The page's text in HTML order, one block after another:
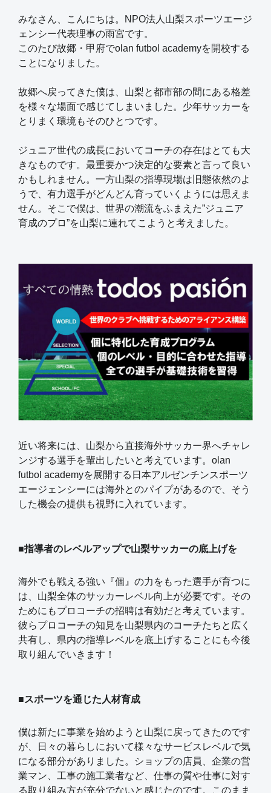
みなさん、こんにちは。NPO法人山梨スポーツエージ
ェンシー代表理事の雨宮です。
このたび故郷・甲府でolan futbol academyを開校する
ことになりました。
故郷へ戻ってきた僕は、山梨と都市部の間にある格差
を様々な場面で感じてしまいました。少年サッカーを
とりまく環境もそのひとつです。
ジュニア世代の成長においてコーチの存在はとても大
きなものです。最重要かつ決定的な要素と言って良い
かもしれません。一方山梨の指導現場は旧態依然のよ
うで、有力選手がどんどん育っていくようには思えま
せん。そこで僕は、世界の潮流をふまえた”ジュニア
育成のプロ”を山梨に連れてこようと考えました。
近い将来には、山梨から直接海外サッカー界へチャレ
ンジする選手を輩出したいと考えています。olan
futbol academyを展開する日本アルゼンチンスポーツ
エージェンシーには海外とのパイプがあるので、そう
した機会の提供も視野に入れています。
■指導者のレベルアップで山梨サッカーの底上げを
海外でも戦える強い『個』の力をもった選手が育つに
は、山梨全体のサッカーレベル向上が必要です。その
ためにもプロコーチの招聘は有効だと考えています。
彼らプロコーチの知見を山梨県内のコーチたちと広く
共有し、県内の指導レベルを底上げすることにも今後
取り組んでいきます！
■スポーツを通じた人材育成
僕は新たに事業を始めようと山梨に戻ってきたのです
が、日々の暮らしにおいて様々なサービスレベルで気
になる部分がありました。ショップの店員、企業の営
業マン、工事の施工業者など、仕事の質や仕事に対す
る取り組み方が充分でないと感じたのです。このまま